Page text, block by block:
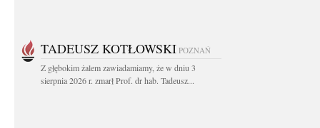
TADEUSZ KOTŁOWSKI POZNAŃ
Z głębokim żalem zawiadamiamy, że w dniu 3
sierpnia 2026 r. zmarł Prof. dr hab. Tadeusz...